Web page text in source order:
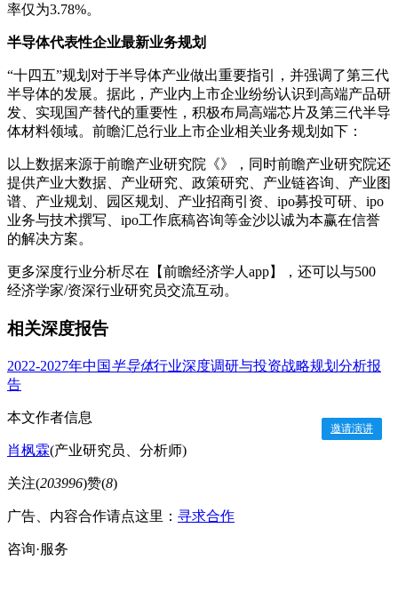
率仅为3.78%。
半导体代表性企业最新业务规划
“十四五”规划对于半导体产业做出重要指引，并强调了第三代
半导体的发展。据此，产业内上市企业纷纷认识到高端产品研
发、实现国产替代的重要性，积极布局高端芯片及第三代半导
体材料领域。前瞻汇总行业上市企业相关业务规划如下：
以上数据来源于前瞻产业研究院《》，同时前瞻产业研究院还
提供产业大数据、产业研究、政策研究、产业链咨询、产业图
谱、产业规划、园区规划、产业招商引资、ipo募投可研、ipo
业务与技术撰写、ipo工作底稿咨询等金沙以诚为本赢在信誉
的解决方案。
更多深度行业分析尽在【前瞻经济学人app】，还可以与500
经济学家/资深行业研究员交流互动。
相关深度报告
2022-2027年中国半导体行业深度调研与投资战略规划分析报
告
本文作者信息
肖枫霖(产业研究员、分析师)
关注(203996)赞(8)
邀请演讲
广告、内容合作请点这里： 寻求合作
咨询·服务